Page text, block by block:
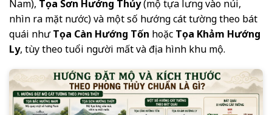
Nam), Tọa Sơn Hướng Thủy(mộ tựa lưng vào núi,
nhìn ra mặt nước) và một số hướng cát tường theo bát
quái nhưTọa Càn Hướng Tốn hoặc Tọa Khảm Hướng
Ly, tùy theo tuổi người mất và địa hình khu mộ.